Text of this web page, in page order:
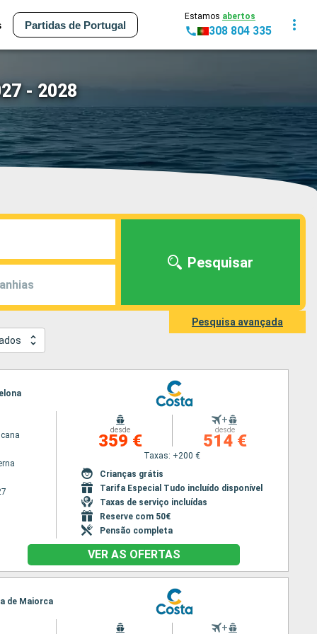
Partidas de Portugal
Estamos abertos
308 804 335
- 2028
Pesquisar
Pesquisa avançada
desde
359 €
+
desde
514 €
Taxas: +200 €
Crianças grátis
Tarifa Especial Tudo incluído disponível
Taxas de serviço incluídas
Reserve com 50€
Pensão completa
VER AS OFERTAS
de Maiorca
+